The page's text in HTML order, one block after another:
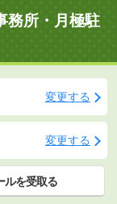
務所・月極駐
変更する
変更する
ルを受取る